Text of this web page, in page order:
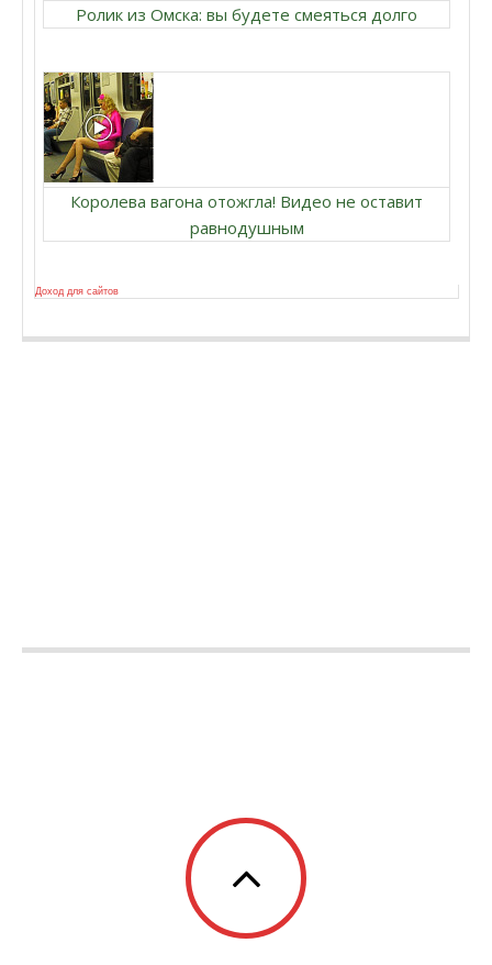
Ролик из Омска: вы будете смеяться долго
Королева вагона отожгла! Видео не оставит
равнодушным
Доход для сайтов